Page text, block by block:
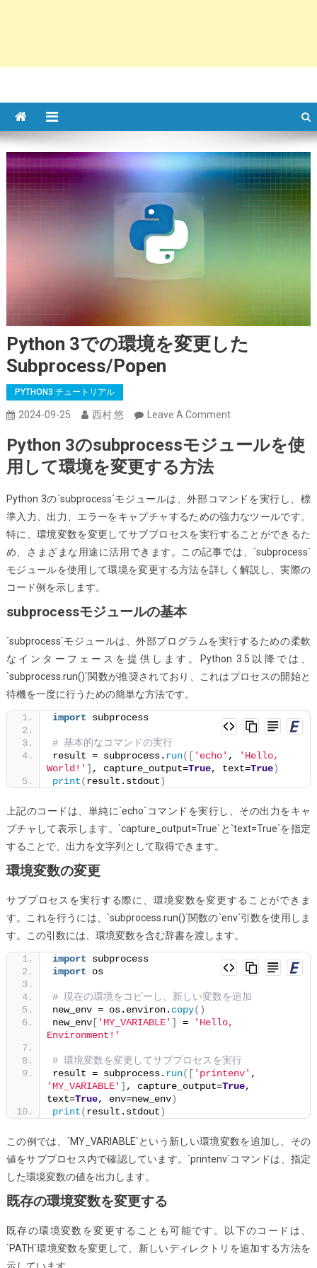
Python 3での環境を変更した
Subprocess/Popen
PYTHON3 チュートリアル
2024-09-25 西村 悠 Leave A CommentOn
3
環
境
を
変
更
Python 3のsubprocessモジュールを使
用して環境を変更する方法
Python 3の`subprocess`モジュールは、外部コマンドを実行し、標
準入力、出力、エラーをキャプチャするための強力なツールです。
特に、環境変数を変更してサブプロセスを実行することができるた
め、さまざまな用途に活用できます。この記事では、`subprocess`
モジュールを使用して環境を変更する方法を詳しく解説し、実際の
コード例を示します。
subprocessモジュールの基本
`subprocess`モジュールは、外部プログラムを実行するための柔軟
なインターフェースを提供します。Python 3.5以降では、
`subprocess.run()`関数が推奨されており、これはプロセスの開始と
待機を一度に行うための簡単な方法です。
import subprocess
# 基本的なコマンドの実行
result = subprocess. run([ 'echo' ,
'Hello,
World!' ] , capture_output=True, text=True)
print(result.stdout)
上記のコードは、単純に`echo`コマンドを実行し、その出力をキャ
プチャして表示します。`capture_output=True`と`text=True`を指定
することで、出力を文字列として取得できます。
環境変数の変更
サブプロセスを実行する際に、環境変数を変更することができま
す。これを行うには、`subprocess.run()`関数の`env`引数を使用しま
す。この引数には、環境変数を含む辞書を渡します。
import subprocess
import os
# 現在の環境をコピーし、新しい変数を追加
new_env = os.environ. copy()
new_env[ 'MY_VARIABLE' ] =
'Hello,
Environment!'
# 環境変数を変更してサブプロセスを実行
result = subprocess. run([ 'printenv'
'MY_VARIABLE' ] , capture_output=True,
text=True, env=new_env)
print(result.stdout)
この例では、`MY_VARIABLE`という新しい環境変数を追加し、その
値をサブプロセス内で確認しています。`printenv`コマンドは、指定
した環境変数の値を出力します。
既存の環境変数を変更する
既存の環境変数を変更することも可能です。以下のコードは、
`PATH`環境変数を変更して、新しいディレクトリを追加する方法を